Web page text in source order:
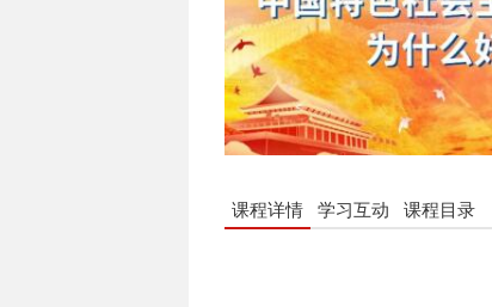
课程详情 学习互动 课程目录